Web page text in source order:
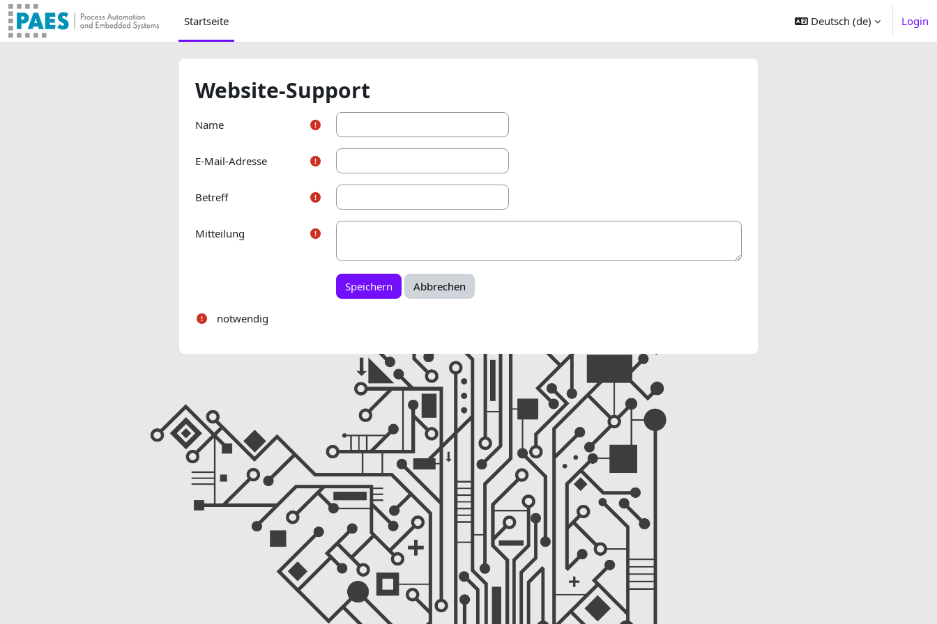
Zum Hauptinhalt
Startseite
Deutsch ‎(de)‎ Login
Website-Support
Name
E-Mail-Adresse
Betreff
Mitteilung
notwendig